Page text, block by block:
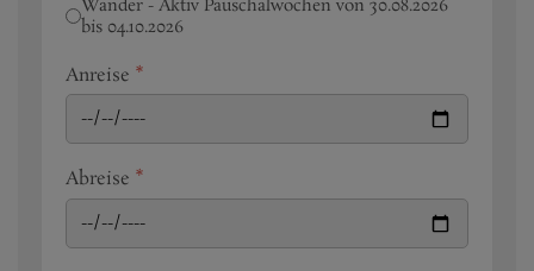
Wander - Aktiv Pauschalwochen von 30.08.2026
bis 04.10.2026
Anreise *
Abreise *